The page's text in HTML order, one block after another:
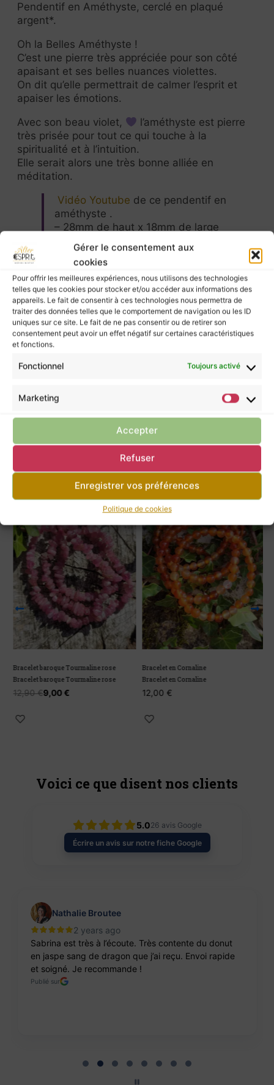
Gérer le consentement aux
cookies
Pour offrir les meilleures expériences, nous utilisons des technologies
telles que les cookies pour stocker et/ou accéder aux informations des
appareils. Le fait de consentir à ces technologies nous permettra de
traiter des données telles que le comportement de navigation ou les ID
uniques sur ce site. Le fait de ne pas consentir ou de retirer son
consentement peut avoir un effet négatif sur certaines caractéristiques
et fonctions.
Fonctionnel Toujours activé
Marketing
Accepter
Refuser
Enregistrer vos préférences
Politique de cookies
Pendentif en Améthyste, cerclé en plaqué
argent*.
Oh la Belles Améthyste !
C’est une pierre très appréciée pour son côté
apaisant et ses belles nuances violettes.
On dit qu’elle permettrait de calmer l’esprit et
apaiser les émotions.
Avec son beau violet,
l’améthyste est pierre
très prisée pour tout ce qui touche à la
spiritualité et à l’intuition.
Elle serait alors une très bonne alliée en
méditation.
Vidéo Youtube de ce pendentif en
améthyste .
– 28mm de haut x 18mm de large
*Le plaqué argent est ici du laiton
recouvert d’une couche d’argent.
Les pierres murmurent leurs énergies à ceux
qui les écoutent, mais elles ne possèdent pas
le pouvoir de guérir.
Pour prendre soin de vous, ne négligez pas la
consultation d’un professionnel de santé.
Retour à la boutique
Tu pourrais apprécier ces articles
Bracelet baroque Tourmaline rose
Bracelet baroque Tourmaline rose
12,90€9,00€
Bracelet en Cornaline
Bracelet en Cornaline
12,00 €
Voici ce que disent nos clients
5.026 avis Google
Écrire un avis sur notre fiche Google
Nathalie Broutee
2 years ago
Sabrina est très à l’écoute. Très contente du donut
en jaspe sang de dragon que j’ai reçu. Envoi rapide
et soigné. Je recommande !
Publié sur